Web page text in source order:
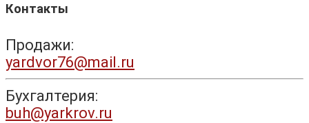
Контакты
Продажи:
yardvor76@mail.ru
Бухгалтерия:
buh@yarkrov.ru